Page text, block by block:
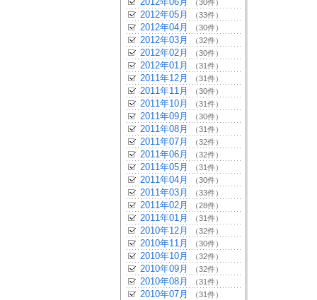
（30件）
2012年05月 （33件）
2012年04月 （30件）
2012年03月 （32件）
2012年02月 （30件）
2012年01月 （31件）
2011年12月 （31件）
2011年11月 （30件）
2011年10月 （31件）
2011年09月 （30件）
2011年08月 （31件）
2011年07月 （32件）
2011年06月 （32件）
2011年05月 （31件）
2011年04月 （30件）
2011年03月 （33件）
2011年02月 （28件）
2011年01月 （31件）
2010年12月 （32件）
2010年11月 （30件）
2010年10月 （32件）
2010年09月 （32件）
2010年08月 （31件）
2010年07月 （31件）